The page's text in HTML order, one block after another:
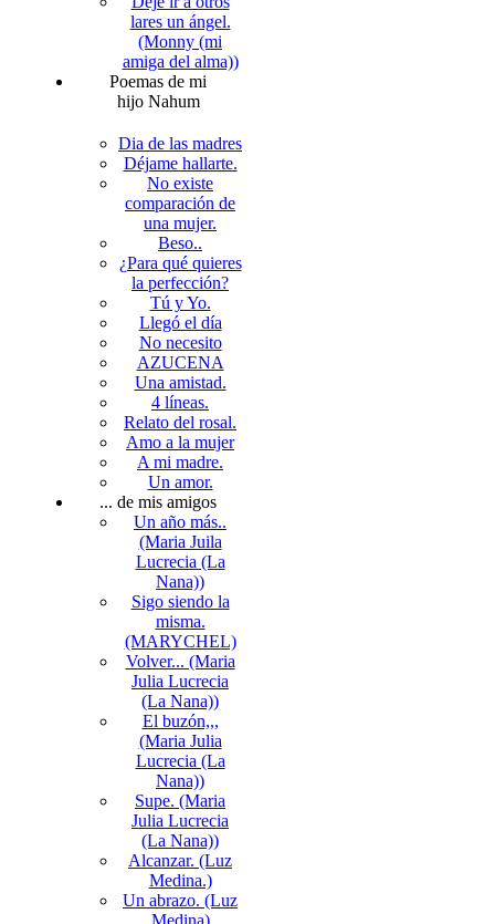
lares un ángel.
(Monny (mi
amiga del alma))
Poemas de mi
hijo Nahum
Dia de las madres
Déjame hallarte.
No existe
comparación de
una mujer.
Beso..
¿Para qué quieres
la perfección?
Tú y Yo.
Llegó el día
No necesito
AZUCENA
Una amistad.
4 líneas.
Relato del rosal.
Amo a la mujer
A mi madre.
Un amor.
... de mis amigos
Un año más..
(Maria Juila
Lucrecia (La
Nana))
Sigo siendo la
misma.
(MARYCHEL)
Volver... (Maria
Julia Lucrecia
(La Nana))
El buzón,,,
(Maria Julia
Lucrecia (La
Nana))
Supe. (Maria
Julia Lucrecia
(La Nana))
Alcanzar. (Luz
Medina.)
Un abrazo. (Luz
Medina)